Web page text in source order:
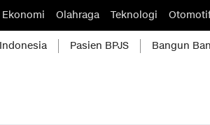
Ekonomi Olahraga Teknologi
Pasien BPJS Bangun